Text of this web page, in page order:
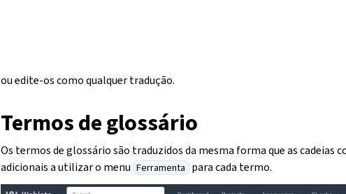
ou edite-os como qualquer tradução.
Termos de glossário
Os termos de glossário são traduzidos da mesma forma que as cadeias
adicionais a utilizar o menu Ferramenta para cada termo.